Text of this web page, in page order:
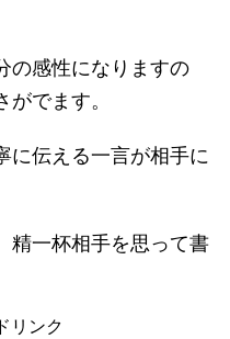
の感性になりますの
でます。
に伝える一言が相手に
精一杯相手を思って書
リンク